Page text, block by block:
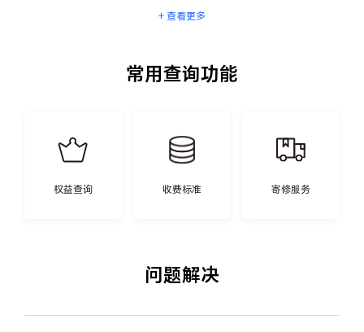
+ 查看更多
常用查询功能
权益查询 收费标准 寄修服务
问题解决